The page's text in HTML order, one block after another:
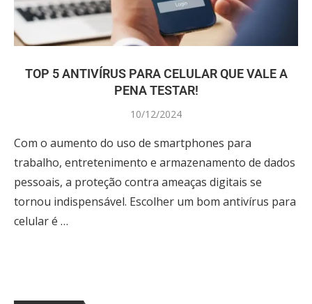
TOP 5 ANTIVÍRUS PARA CELULAR QUE VALE A
PENA TESTAR!
10/12/2024
Com o aumento do uso de smartphones para
trabalho, entretenimento e armazenamento de dados
pessoais, a proteção contra ameaças digitais se
tornou indispensável. Escolher um bom antivírus para
celular é …